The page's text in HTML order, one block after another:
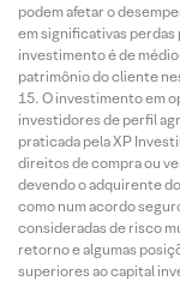
podem afetar o
em significativas perdas
investimento é de
patrimônio do cliente
O investimento em
investidores de perfil
praticada pela XP
direitos de compra ou
devendo o adquirente
como num acordo
consideradas de risco
retorno e algumas
superiores ao capital